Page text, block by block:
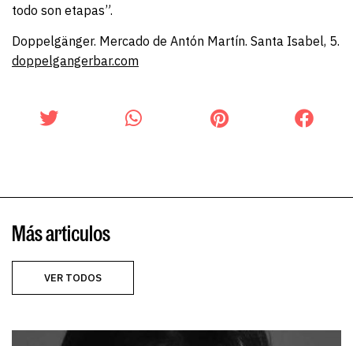
todo son etapas”.
Doppelgänger. Mercado de Antón Martín. Santa Isabel, 5.
doppelgangerbar.com
Más articulos
VER TODOS